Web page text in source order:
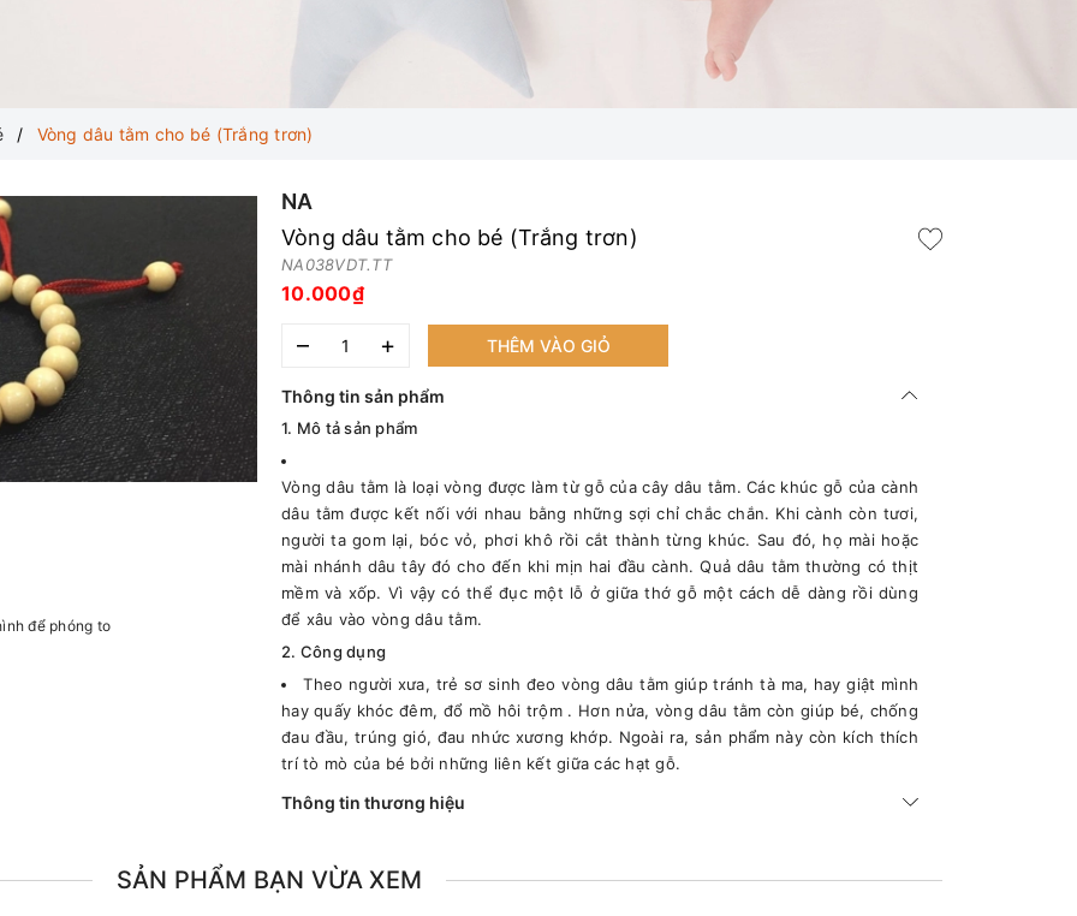
Vòng dâu tằm cho bé (Trắng trơn)
để phóng to
NA
Vòng dâu tằm cho bé (Trắng trơn)
NA038VDT.TT
10.000₫
– + THÊM VÀO GIỎ
Thông tin sản phẩm
1. Mô tả sản phẩm
Vòng dâu tằm là loại vòng được làm từ gỗ của cây dâu tằm. Các khúc gỗ của cành
dâu tằm được kết nối với nhau bằng những sợi chỉ chắc chắn. Khi cành còn tươi,
người ta gom lại, bóc vỏ, phơi khô rồi cắt thành từng khúc. Sau đó, họ mài hoặc
mài nhánh dâu tây đó cho đến khi mịn hai đầu cành. Quả dâu tằm thường có thịt
mềm và xốp. Vì vậy có thể đục một lỗ ở giữa thớ gỗ một cách dễ dàng rồi dùng
để xâu vào vòng dâu tằm.
2. Công dụng
Theo người xưa, trẻ sơ sinh đeo vòng dâu tằm giúp tránh tà ma, hay giật mình
hay quấy khóc đêm, đổ mồ hôi trộm . Hơn nửa, vòng dâu tằm còn giúp bé, chống
đau đầu, trúng gió, đau nhức xương khớp. Ngoài ra, sản phẩm này còn kích thích
trí tò mò của bé bởi những liên kết giữa các hạt gỗ.
Thông tin thương hiệu
SẢN PHẨM BẠN VỪA XEM